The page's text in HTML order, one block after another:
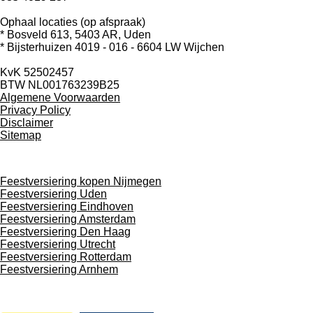
7
1
4
8
5
7
1
4
2
t
e
r
r
e
n
e
n
e
n
e
n
e
n
Ophaal locaties (op afspraak)
* Bosveld 613, 5403 AR, Uden
* Bijsterhuizen 4019 - 016 - 6604 LW Wijchen
KvK 52502457
BTW NL001763239B25
Algemene Voorwaarden
Privacy Policy
Disclaimer
Sitemap
Feestversiering kopen Nijmegen
Feestversiering Uden
Feestversiering Eindhoven
Feestversiering Amsterdam
Feestversiering Den Haag
Feestversiering Utrecht
Feestversiering Rotterdam
Feestversiering Arnhem